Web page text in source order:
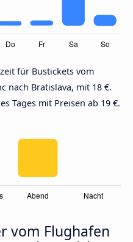
für Bustickets vom
nach Bratislava, mit 18 €.
Tages mit Preisen ab 19 €.
vom Flughafen